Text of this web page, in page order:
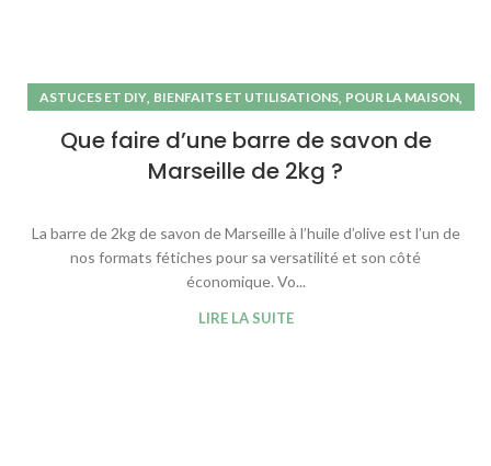
ASTUCES ET DIY, BIENFAITS ET UTILISATIONS, POUR LA MAISON,
Que faire d’une barre de savon de
Marseille de 2kg ?
La barre de 2kg de savon de Marseille à l’huile d’olive est l’un de
nos formats fétiches pour sa versatilité et son côté
économique. Vo...
LIRE LA SUITE